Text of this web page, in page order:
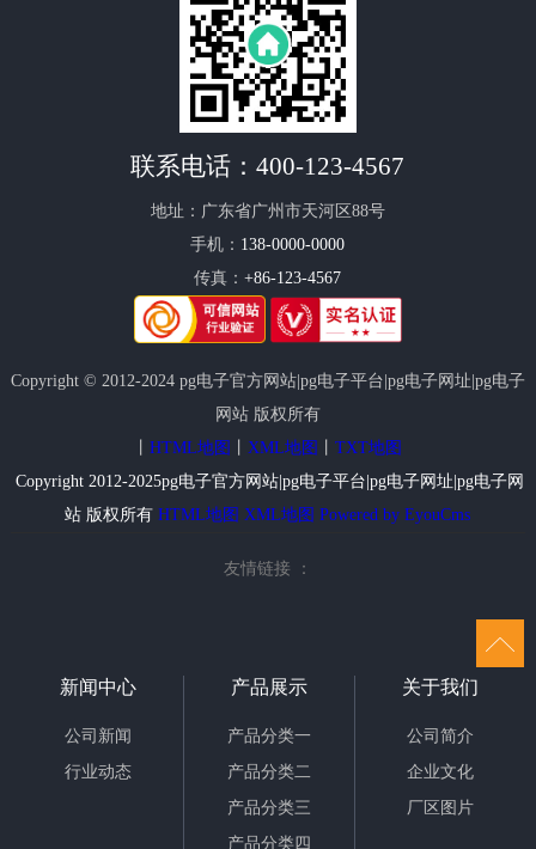
联系电话：400-123-4567
地址：广东省广州市天河区88号
手机： 138-0000-0000
传真：+86-123-4567
Copyright © 2012-2024 pg电子官方网站|pg电子平台|pg电子网址|pg电子
网站 版权所有
丨HTML地图 XML地图 丨TXT地图
Copyright 2012-2025pg电子官方网站|pg电子平台|pg电子网址|pg电子网
站 版权所有HTML地图 XML地图 Powered by EyouCms
友情链接 ：
关于我们
公司简介
企业文化
厂区图片
产品展示
产品分类一
产品分类二
产品分类三
产品分类四
新闻中心
公司新闻
行业动态